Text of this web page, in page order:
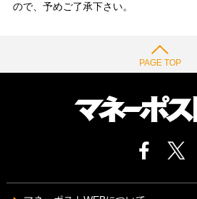
ので、予めご了承下さい。
PAGE TOP